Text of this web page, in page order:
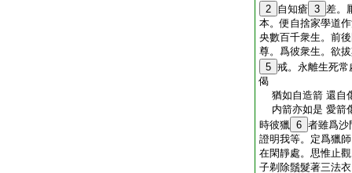
2 自知瘡 3 差。
本。便自捨家學道
央數百千衆生。前
尊。爲彼衆生。欲
5 戒。永離生死
偈
猶如自造箭 還自
内箭亦如是 愛箭
時彼獵 6 者雖爲沙
證明我等。定爲獵
在閑靜處。思惟止
子剃除鬚髮著三法